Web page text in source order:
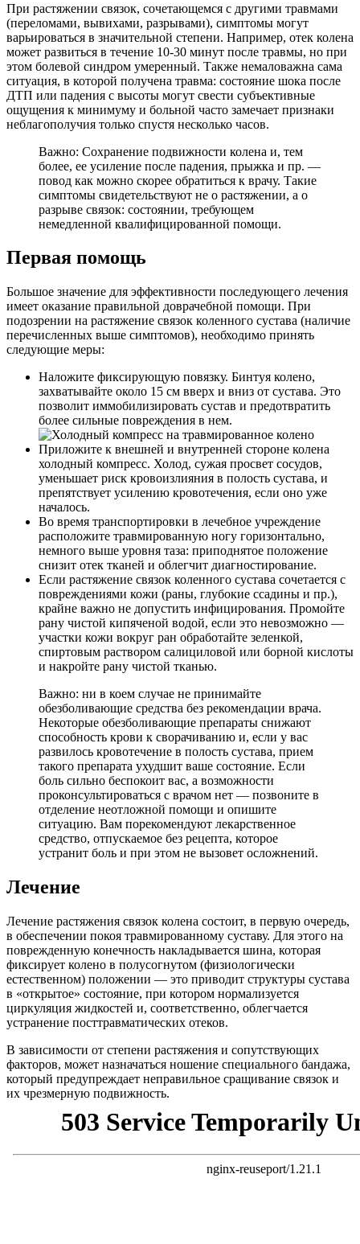
При растяжении связок, сочетающемся с другими травмами
(переломами, вывихами, разрывами), симптомы могут
варьироваться в значительной степени. Например, отек колена
может развиться в течение 10-30 минут после травмы, но при
этом болевой синдром умеренный. Также немаловажна сама
ситуация, в которой получена травма: состояние шока после
ДТП или падения с высоты могут свести субъективные
ощущения к минимуму и больной часто замечает признаки
неблагополучия только спустя несколько часов.
Важно: Сохранение подвижности колена и, тем
более, ее усиление после падения, прыжка и пр. —
повод как можно скорее обратиться к врачу. Такие
симптомы свидетельствуют не о растяжении, а о
разрыве связок: состоянии, требующем
немедленной квалифицированной помощи.
Первая помощь
Большое значение для эффективности последующего лечения
имеет оказание правильной доврачебной помощи. При
подозрении на растяжение связок коленного сустава (наличие
перечисленных выше симптомов), необходимо принять
следующие меры:
Наложите фиксирующую повязку. Бинтуя колено,
захватывайте около 15 см вверх и вниз от сустава. Это
позволит иммобилизировать сустав и предотвратить
более сильные повреждения в нем.
Приложите к внешней и внутренней стороне колена
холодный компресс. Холод, сужая просвет сосудов,
уменьшает риск кровоизлияния в полость сустава, и
препятствует усилению кровотечения, если оно уже
началось.
Во время транспортировки в лечебное учреждение
расположите травмированную ногу горизонтально,
немного выше уровня таза: приподнятое положение
снизит отек тканей и облегчит диагностирование.
Если растяжение связок коленного сустава сочетается с
повреждениями кожи (раны, глубокие ссадины и пр.),
крайне важно не допустить инфицирования. Промойте
рану чистой кипяченой водой, если это невозможно —
участки кожи вокруг ран обработайте зеленкой,
спиртовым раствором салициловой или борной кислоты
и накройте рану чистой тканью.
Важно: ни в коем случае не принимайте
обезболивающие средства без рекомендации врача.
Некоторые обезболивающие препараты снижают
способность крови к сворачиванию и, если у вас
развилось кровотечение в полость сустава, прием
такого препарата ухудшит ваше состояние. Если
боль сильно беспокоит вас, а возможности
проконсультироваться с врачом нет — позвоните в
отделение неотложной помощи и опишите
ситуацию. Вам порекомендуют лекарственное
средство, отпускаемое без рецепта, которое
устранит боль и при этом не вызовет осложнений.
Лечение
Лечение растяжения связок колена состоит, в первую очередь,
в обеспечении покоя травмированному суставу. Для этого на
поврежденную конечность накладывается шина, которая
фиксирует колено в полусогнутом (физиологически
естественном) положении — это приводит структуры сустава
в «открытое» состояние, при котором нормализуется
циркуляция жидкостей и, соответственно, облегчается
устранение посттравматических отеков.
В зависимости от степени растяжения и сопутствующих
факторов, может назначаться ношение специального бандажа,
который предупреждает неправильное сращивание связок и
их чрезмерную подвижность.